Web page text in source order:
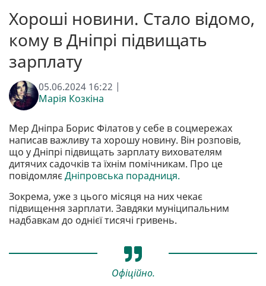
Хороші новини. Стало відомо,
кому в Дніпрі підвищать
зарплату
05.06.2024 16:22 |
Марія Козкіна
Мер Дніпра Борис Філатов у себе в соцмережах
написав важливу та хорошу новину. Він розповів,
що у Дніпрі підвищать зарплату вихователям
дитячих садочків та їхнім помічникам. Про це
повідомляєДніпровська порадниця.
Зокрема, уже з цього місяця на них чекає
підвищення зарплати. Завдяки муніципальним
надбавкам до однієї тисячі гривень.
Офіційно.